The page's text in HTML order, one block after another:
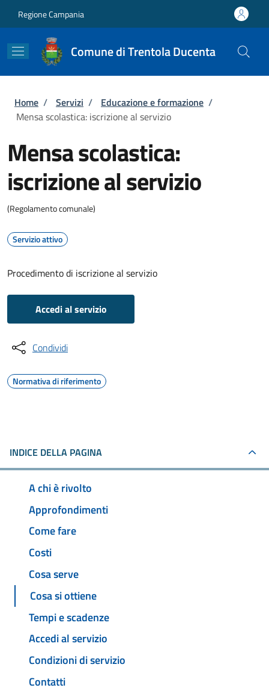
Regione Campania
Comune di Trentola Ducenta
Briciole di pane
Home / Servizi / Educazione e formazione /
Mensa scolastica: iscrizione al servizio
Mensa scolastica:
iscrizione al servizio
(Regolamento comunale)
Servizio attivo
Procedimento di iscrizione al servizio
Accedi al servizio
Condividi
Normativa di riferimento
INDICE DELLA PAGINA
A chi è rivolto
Approfondimenti
Come fare
Costi
Cosa serve
Cosa si ottiene
Tempi e scadenze
Accedi al servizio
Condizioni di servizio
Contatti